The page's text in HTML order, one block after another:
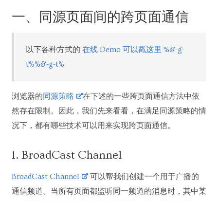
一、同源页面间的跨页面通信
以下各种方式的 在线 Demo 可以戳这里 %&-g-
t%%&-g-t%
浏览器的同源策略
在下述的一些跨页面通信方法中依
然存在限制。因此，我们先来看看，在满足同源策略的情
况下，都有哪些技术可以用来实现跨页面通信。
1. BroadCast Channel
BroadCast Channel
可以帮我们创建一个用于广播的
通信频道。当所有页面都监听同一频道的消息时，其中某